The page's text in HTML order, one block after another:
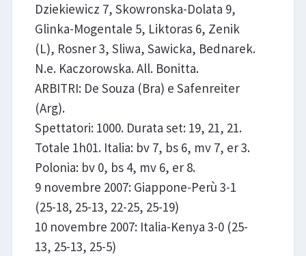
Dziekiewicz 7, Skowronska-Dolata 9,
Glinka-Mogentale 5, Liktoras 6, Zenik
(L), Rosner 3, Sliwa, Sawicka, Bednarek.
N.e. Kaczorowska. All. Bonitta.
ARBITRI: De Souza (Bra) e Safenreiter
(Arg).
Spettatori: 1000. Durata set: 19, 21, 21.
Totale 1h01. Italia: bv 7, bs 6, mv 7, er 3.
Polonia: bv 0, bs 4, mv 6, er 8.
9 novembre 2007: Giappone-Perù 3-1
(25-18, 25-13, 22-25, 25-19)
10 novembre 2007: Italia-Kenya 3-0 (25-
13, 25-13, 25-5)